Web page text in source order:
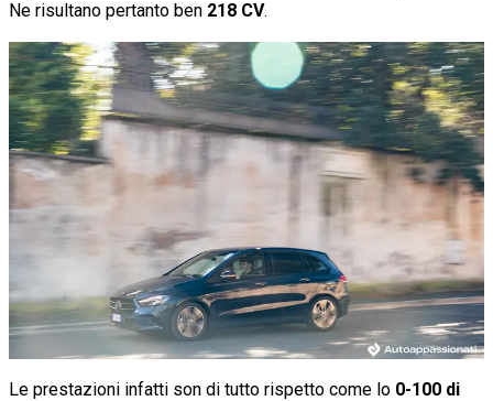
Ne risultano pertanto ben 218 CV.
Le prestazioni infatti son di tutto rispetto come lo 0-100 di